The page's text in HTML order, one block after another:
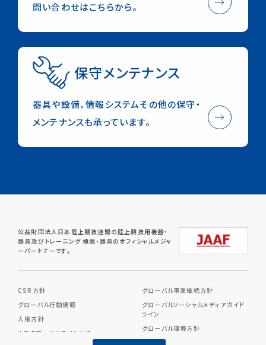
問い合わせはこちらから。
保守メンテナンス
器具や設備、情報システムその他の保守・
メンテナンスも承っています。
公益財団法人日本陸上競技連盟の陸上競技用機器・
器具及びトレーニング 機器・器具のオフィシャルメジャ
ーパートナーです。
CSR方針
グローバル行動規範
人権方針
カスタマーハラスメントに
グローバル事業継続方針
グローバルソーシャルメディアガイド
ライン
グローバル環境方針
グローバル反トラスト・競争方針